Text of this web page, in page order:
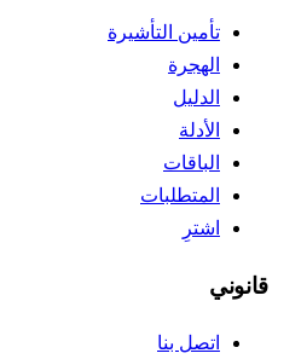
تأمين التأشيرة
الهجرة
الدليل
الأدلة
الباقات
المتطلبات
اشترِ
اتصل بنا